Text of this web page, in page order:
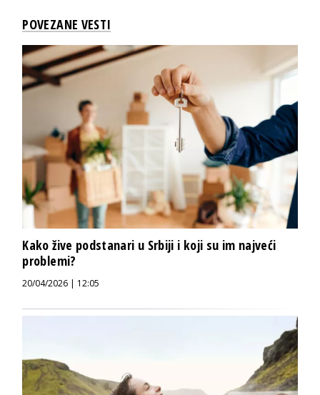
POVEZANE VESTI
Kako žive podstanari u Srbiji i koji su im najveći
problemi?
20/04/2026 | 12:05